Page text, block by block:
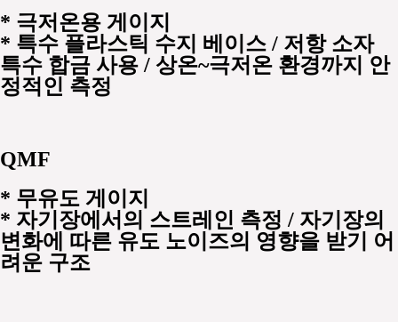
* 극저온용 게이지
* 특수 플라스틱 수지 베이스 / 저항 소자
특수 합금 사용 / 상온~극저온 환경까지 안
정적인 측정
QMF
* 무유도 게이지
* 자기장에서의 스트레인 측정 / 자기장의
변화에 따른 유도 노이즈의 영향을 받기 어
려운 구조